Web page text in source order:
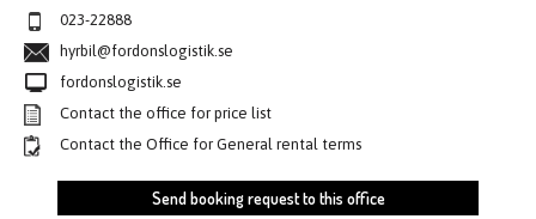
023-22888
hyrbil@fordonslogistik.se
fordonslogistik.se
Contact the office for price list
Contact the Office for General rental terms
Send booking request to this office